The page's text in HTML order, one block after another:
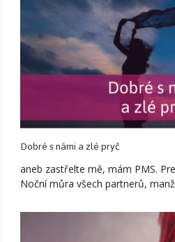
Dobré s námi a zlé pryč
aneb zastřelte mě, mám PMS.
Noční můra všech partnerů,